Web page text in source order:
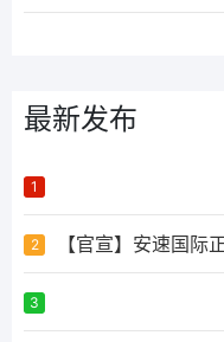
最新发布
1
2 【官宣】安速国际
3